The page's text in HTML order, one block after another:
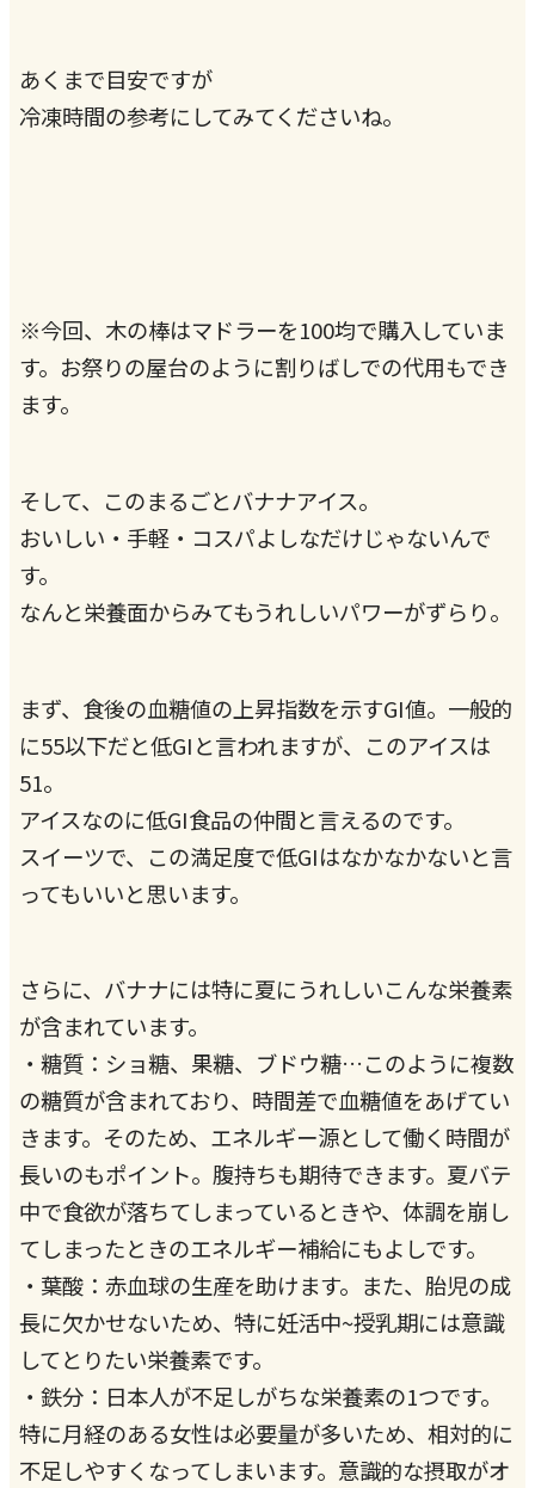
あくまで目安ですが
冷凍時間の参考にしてみてくださいね。
※今回、木の棒はマドラーを100均で購入していま
す。お祭りの屋台のように割りばしでの代用もでき
ます。
そして、このまるごとバナナアイス。
おいしい・手軽・コスパよしなだけじゃないんで
す。
なんと栄養面からみてもうれしいパワーがずらり。
まず、食後の血糖値の上昇指数を示すGI値。一般的
に55以下だと低GIと言われますが、このアイスは
51。
アイスなのに低GI食品の仲間と言えるのです。
スイーツで、この満足度で低GIはなかなかないと言
ってもいいと思います。
さらに、バナナには特に夏にうれしいこんな栄養素
が含まれています。
・糖質：ショ糖、果糖、ブドウ糖…このように複数
の糖質が含まれており、時間差で血糖値をあげてい
きます。そのため、エネルギー源として働く時間が
長いのもポイント。腹持ちも期待できます。夏バテ
中で食欲が落ちてしまっているときや、体調を崩し
てしまったときのエネルギー補給にもよしです。
・葉酸：赤血球の生産を助けます。また、胎児の成
長に欠かせないため、特に妊活中~授乳期には意識
してとりたい栄養素です。
・鉄分：日本人が不足しがちな栄養素の1つです。
特に月経のある女性は必要量が多いため、相対的に
不足しやすくなってしまいます。意識的な摂取がオ